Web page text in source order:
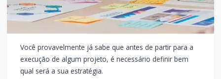
Você provavelmente já sabe que antes de partir para a
execução de algum projeto, é necessário definir bem
qual será a sua estratégia.